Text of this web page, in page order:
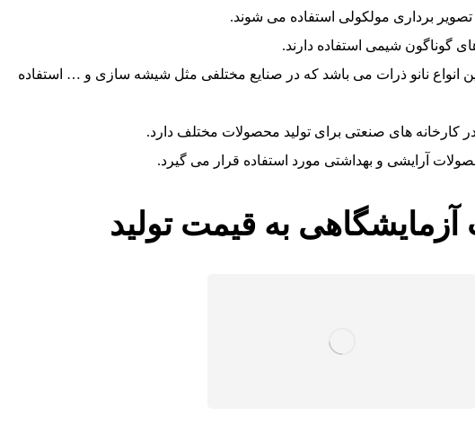
تصویر برداری مولکولی استفاده می شوند.
گوناگون شیمی استفاده دارند.
انواع نانو ذرات می باشد که در صنایع مختلفی مثل شیشه سازی و … استفاده
در کارخانه های صنعتی برای تولید محصولات مختلف دارد.
آرایشی و بهداشتی مورد استفاده قرار می گیرد.
آزمایشگاهی به قیمت تولید